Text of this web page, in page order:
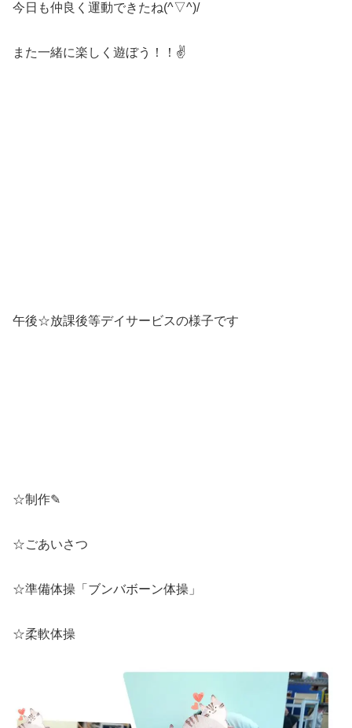
今日も仲良く運動できたね(^▽^)/
また一緒に楽しく遊ぼう！！✌
午後☆放課後等デイサービスの様子です
☆制作✎
☆ごあいさつ
☆準備体操「ブンバボーン体操」
☆柔軟体操